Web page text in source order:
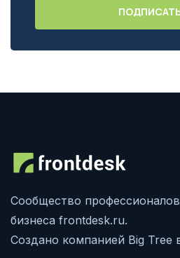
Сообщество
бизнеса frontdesk.ru.
Создано компанией Big Tree